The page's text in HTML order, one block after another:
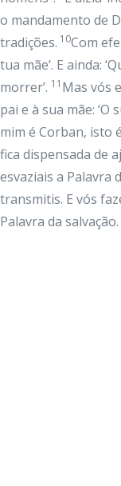
o mandamento de
tradições. 10Com
tua mãe’. E ainda:
morrer’. 11 Mas vós
pai e à sua mãe:
mim é Corban, isto
fica dispensada de
esvaziais a Palavra
transmitis. E vós
Palavra da salvação.